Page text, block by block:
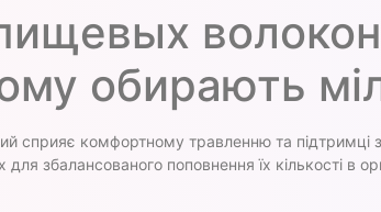
обирають
сприяє комфортному травленню та підтримці
збалансованого поповнення їх кількості в